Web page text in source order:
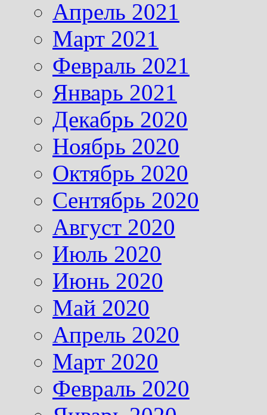
Апрель 2021
Март 2021
Февраль 2021
Январь 2021
Декабрь 2020
Ноябрь 2020
Октябрь 2020
Сентябрь 2020
Август 2020
Июль 2020
Июнь 2020
Май 2020
Апрель 2020
Март 2020
Февраль 2020